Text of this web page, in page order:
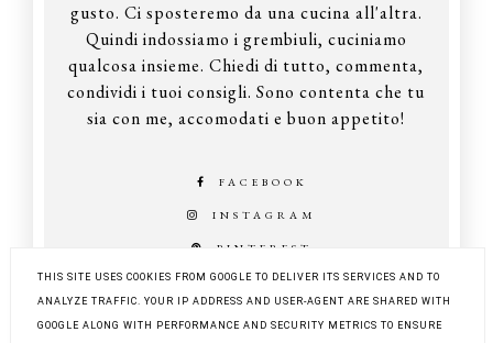
gusto. Ci sposteremo da una cucina all'altra.
Quindi indossiamo i grembiuli, cuciniamo
qualcosa insieme. Chiedi di tutto, commenta,
condividi i tuoi consigli. Sono contenta che tu
sia con me, accomodati e buon appetito!
FACEBOOK
INSTAGRAM
PINTEREST
THIS SITE USES COOKIES FROM GOOGLE TO DELIVER ITS SERVICES AND TO
ANALYZE TRAFFIC. YOUR IP ADDRESS AND USER-AGENT ARE SHARED WITH
GOOGLE ALONG WITH PERFORMANCE AND SECURITY METRICS TO ENSURE